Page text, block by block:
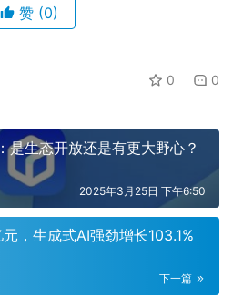
赞 (0)
0 0
是生态开放还是有更大野心？
2025年3月25日 下午6:50
，生成式AI强劲增长103.1%
下一篇